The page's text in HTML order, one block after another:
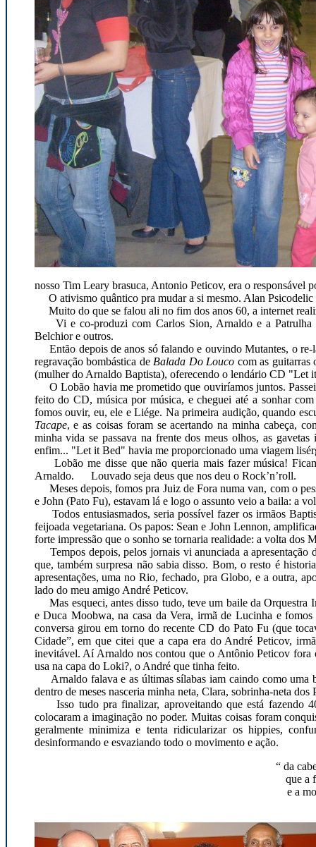
nosso Tim Leary brasuca, Antonio Peticov, era o responsável
O ativismo quântico pra mudar a si mesmo. Alan Psicodelic
Muito do que se falou ali no fim dos anos 60, a internet
Vi e co-produzi com Carlos Sion, Arnaldo e a Patrulha
Belchior e outros.
Então depois de anos só falando e ouvindo Mutantes, o
regravação bombástica de Balada Do Louco com as guitarras
(mulher do Arnaldo Baptista), oferecendo o lendário CD "Let
O Lobão havia me prometido que ouviríamos juntos.
feito do CD, música por música, e cheguei até a sonhar
fomos ouvir, eu, ele e Liége. Na primeira audição, quando
Tacape, e as coisas foram se acertando na minha cabeça,
minha vida se passava na frente dos meus olhos, as
enfim... "Let it Bed" havia me proporcionado uma viagem
Lobão me disse que não queria mais fazer música!
Arnaldo. Louvado seja deus que nos deu o Rock’n’roll.
Meses depois, fomos pra Juiz de Fora numa van, com o
e John (Pato Fu), estavam lá e logo o assunto veio a baila: a
Todos entusiasmados, seria possível fazer os irmãos
feijoada vegetariana. Os papos: Sean e John Lennon,
forte impressão que o sonho se tornaria realidade: a volta dos
Tempos depois, pelos jornais vi anunciada a apresentação
que, também surpresa não sabia disso. Bom, o resto é
apresentações, uma no Rio, fechado, pra Globo, e a outra,
lado do meu amigo André Peticov.
Mas esqueci, antes disso tudo, teve um baile da Orquestra
e Duca Moobwa, na casa da Vera, irmã de Lucinha e
conversa girou em torno do recente CD do Pato Fu (que
Cidade”, em que citei que a capa era do André Peticov,
inevitável. Aí Arnaldo nos contou que o Antônio Peticov fora
usa na capa do Loki?, o André que tinha feito.
Arnaldo falava e as últimas sílabas iam caindo como uma
dentro de meses nasceria minha neta, Clara, sobrinha-neta
Isso tudo pra finalizar, aproveitando que está fazendo
colocaram a imaginação no poder. Muitas coisas foram
geralmente minimiza e tenta ridicularizar os hippies,
desinformando e esvaziando todo o movimento e ação.
“ da
que a
e a